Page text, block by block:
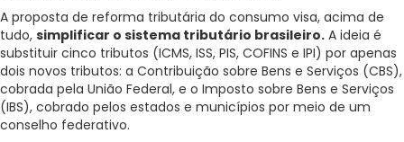
A proposta de reforma tributária do consumo visa, acima de
tudo, simplificar o sistema tributário brasileiro. A ideia é
substituir cinco tributos (ICMS, ISS, PIS, COFINS e IPI) por apenas
dois novos tributos: a Contribuição sobre Bens e Serviços (CBS),
cobrada pela União Federal, e o Imposto sobre Bens e Serviços
(IBS), cobrado pelos estados e municípios por meio de um
conselho federativo.